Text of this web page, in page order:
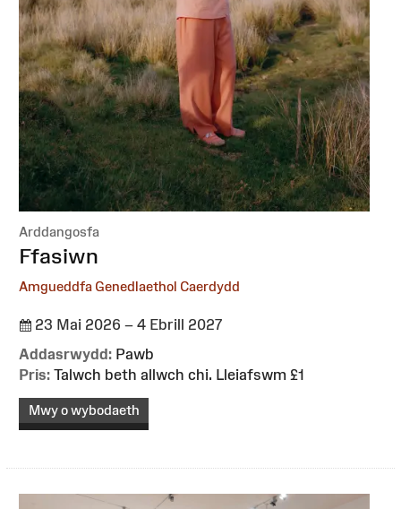
Arddangosfa
:Ffasiwn
Amgueddfa Genedlaethol Caerdydd
23 Mai 2026 – 4 Ebrill 2027
Addasrwydd: Pawb
Pris: Talwch beth allwch chi. Lleiafswm £1
Mwy o wybodaeth